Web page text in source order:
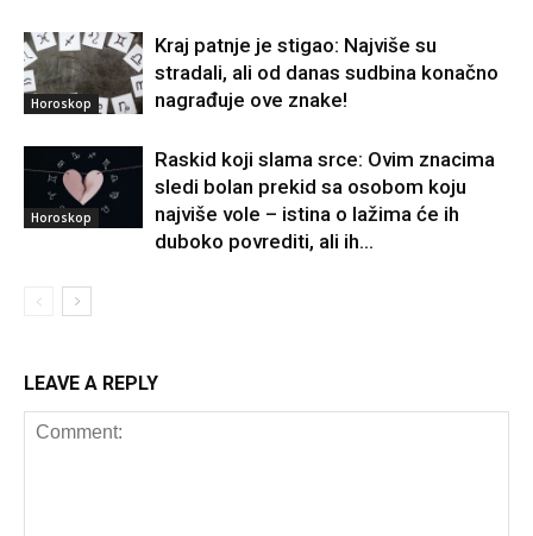
Horoskop
Kraj patnje je stigao: Najviše su
stradali, ali od danas sudbina konačno
nagrađuje ove znake!
Horoskop
Raskid koji slama srce: Ovim znacima
sledi bolan prekid sa osobom koju
najviše vole – istina o lažima će ih
duboko povrediti, ali ih...
LEAVE A REPLY